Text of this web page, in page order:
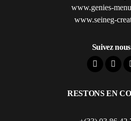
www.genies-
www.seineg-
Suivez
RESTONS EN